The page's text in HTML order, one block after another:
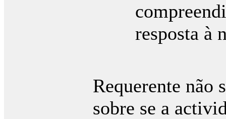
resposta à
Requerente não
sobre se a